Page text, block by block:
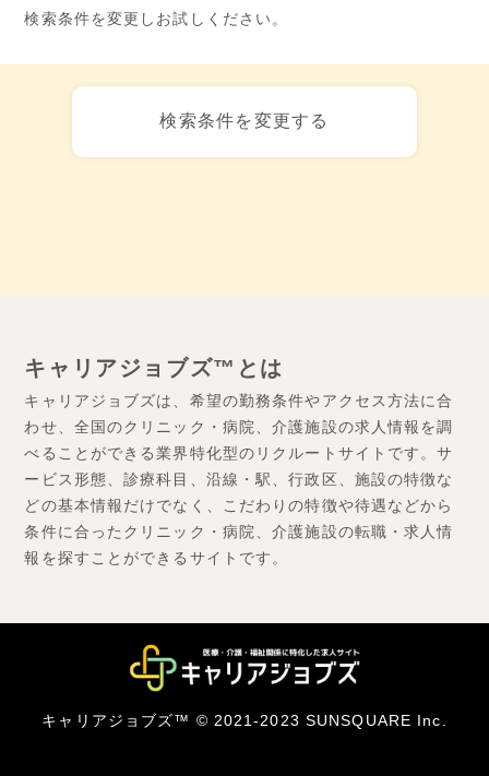
検索条件を変更しお試しください。
検索条件を変更する
キャリアジョブズ™とは
キャリアジョブズは、希望の勤務条件やアクセス方法に合
わせ、全国のクリニック・病院、介護施設の求人情報を調
べることができる業界特化型のリクルートサイトです。サ
ービス形態、診療科目、沿線・駅、行政区、施設の特徴な
どの基本情報だけでなく、こだわりの特徴や待遇などから
条件に合ったクリニック・病院、介護施設の転職・求人情
報を探すことができるサイトです。
キャリアジョブズ™ © 2021-2023 SUNSQUARE Inc.